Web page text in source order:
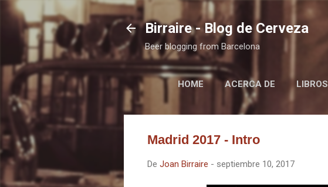
Birraire - Blog de Cerveza
Beer blogging from Barcelona
HOME ACERCA DE LIBROS
Madrid 2017 - Intro
De Joan Birraire - septiembre 10, 2017